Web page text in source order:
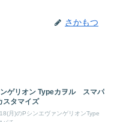
さかもつ
ンゲリオン Typeカヲル スマパ
タマイズ
月)のPシンエヴァンゲリオンType